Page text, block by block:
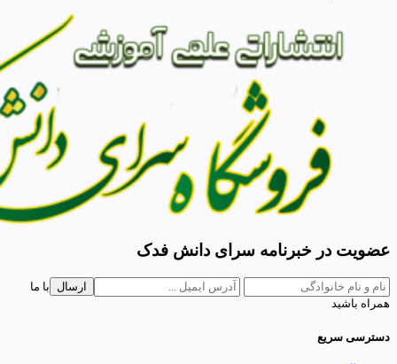
عضویت در خبرنامه سرای دانش فدک
ارسال
با ما
همراه باشید
دسترسی سریع